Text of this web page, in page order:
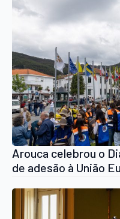
Arouca celebrou o
de adesão à União